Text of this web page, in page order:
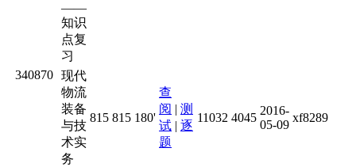
——
知识
点复
习
340870 现代
物流
装备
与技
术实
务
815 815 180'
查
阅 | 测
试 | 逐
题
11032 4045
2016-
05-09
xf8289